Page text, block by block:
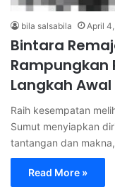
bila salsabila April
Bintara
Rampungkan
Langkah
Raih kesempatan
Sumut menyiapkan
tantangan dan
Read More »